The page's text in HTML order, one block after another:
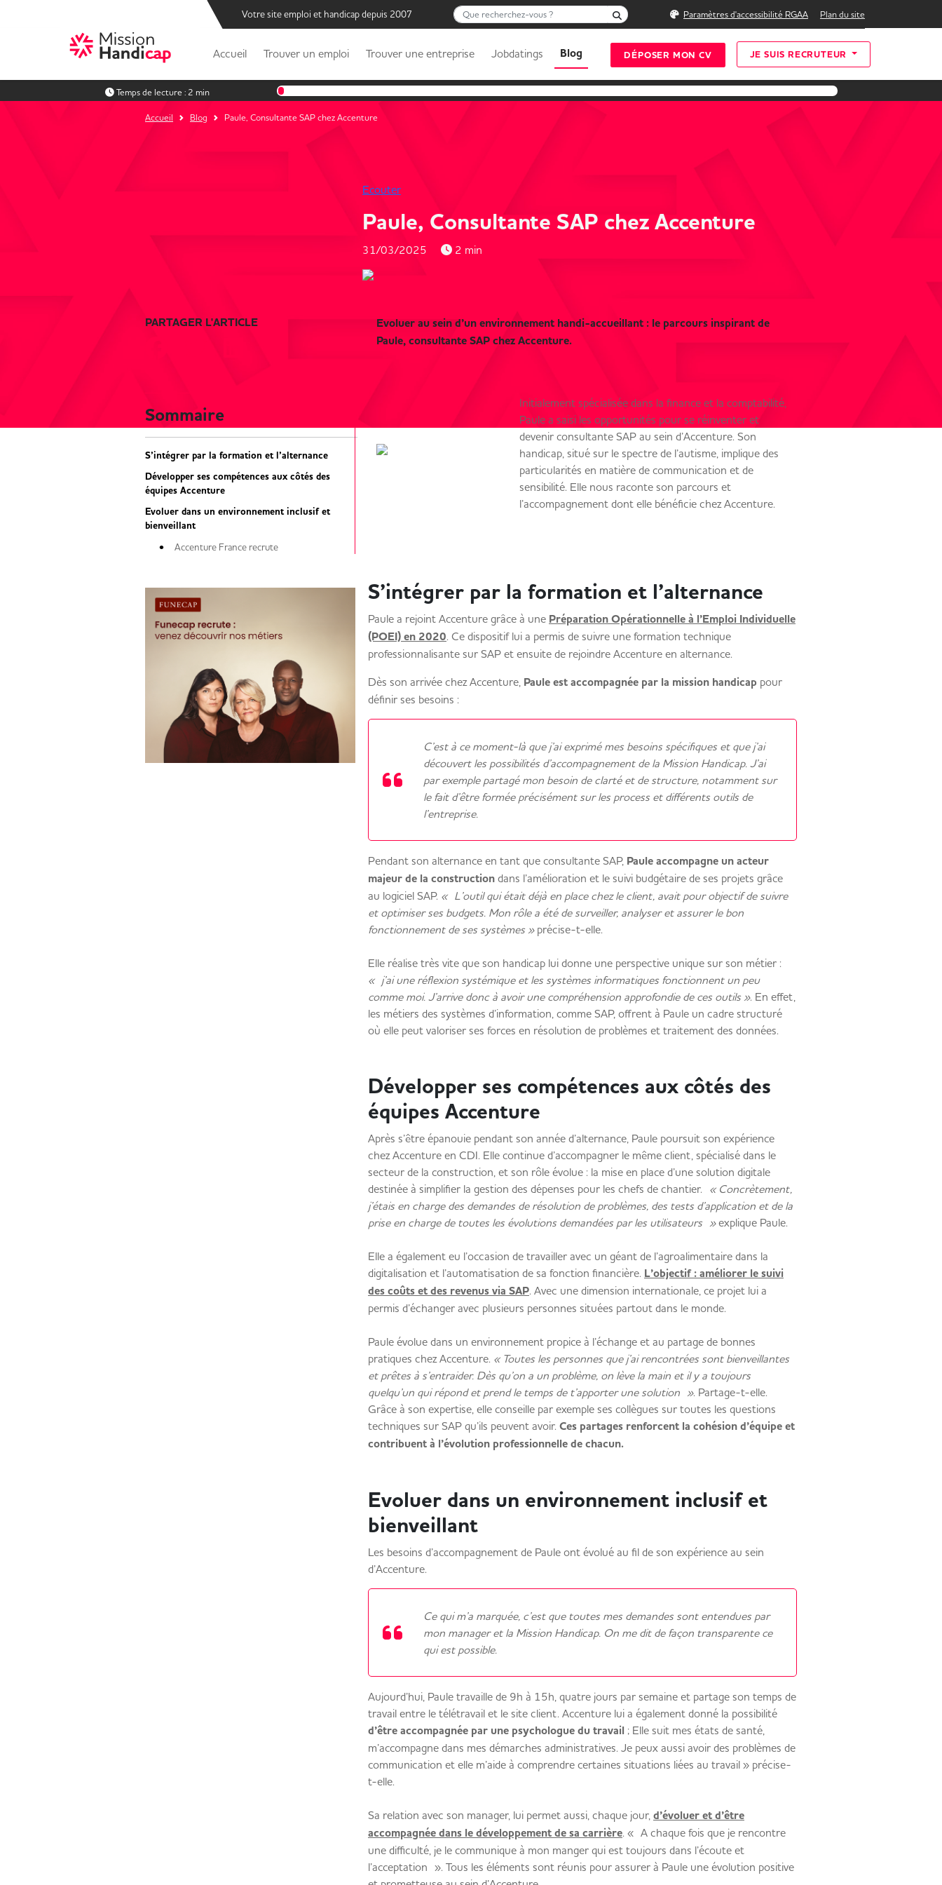
Votre site emploi et handicap depuis 2007 Que recherchez-vous ? Rechercher Paramètres d'accessibilité RGAA Plan du site
Accueil Trouver un emploi Trouver une entreprise Jobdatings Blog DÉPOSER MON CV JE SUIS RECRUTEUR
Temps de lecture : 2 min
Accueil Blog Paule, Consultante SAP chez Accenture
Ecouter
Paule, Consultante SAP chez Accenture
31/03/2025 2 min
PARTAGER L'ARTICLE
Sommaire
S’intégrer par la formation et l’alternance
Développer ses compétences aux côtés des
équipes Accenture
Evoluer dans un environnement inclusif et
bienveillant
Accenture France recrute
Evoluer au sein d’un environnement handi-accueillant : le parcours inspirant de
Paule, consultante SAP chez Accenture.
Initialement spécialisée dans la finance et la comptabilité,
Paule a saisi les opportunités pour se réinventer et
devenir consultante SAP au sein d’Accenture. Son
handicap, situé sur le spectre de l’autisme, implique des
particularités en matière de communication et de
sensibilité. Elle nous raconte son parcours et
l’accompagnement dont elle bénéficie chez Accenture.
S’intégrer par la formation et l’alternance
Paule a rejoint Accenture grâce à une Préparation Opérationnelle à l’Emploi Individuelle
(POEI) en 2020. Ce dispositif lui a permis de suivre une formation technique
professionnalisante sur SAP et ensuite de rejoindre Accenture en alternance.
Dès son arrivée chez Accenture, Paule est accompagnée par la mission handicap pour
définir ses besoins :
C’est à ce moment-là que j’ai exprimé mes besoins spécifiques et que j’ai
découvert les possibilités d’accompagnement de la Mission Handicap. J’ai
par exemple partagé mon besoin de clarté et de structure, notamment sur
le fait d’être formée précisément sur les process et différents outils de
l’entreprise.
Pendant son alternance en tant que consultante SAP,Paule accompagne un acteur
majeur de la constructiondans l’amélioration et le suivi budgétaire de ses projets grâce
au logiciel SAP. « L’outil qui était déjà en place chez le client, avait pour objectif de suivre
et optimiser ses budgets. Mon rôle a été de surveiller, analyser et assurer le bon
fonctionnement de ses systèmes »précise-t-elle.
Elle réalise très vite que son handicap lui donne une perspective unique sur son métier :
« j’ai une réflexion systémique et les systèmes informatiques fonctionnent un peu
comme moi. J’arrive donc à avoir une compréhension approfondie de ces outils ». En effet,
les métiers des systèmes d’information, comme SAP, offrent à Paule un cadre structuré
où elle peut valoriser ses forces en résolution de problèmes et traitement des données.
Développer ses compétences aux côtés des
équipes Accenture
Après s’être épanouie pendant son année d’alternance, Paule poursuit son expérience
chez Accenture en CDI. Elle continue d’accompagner le même client, spécialisé dans le
secteur de la construction, et son rôle évolue : la mise en place d’une solution digitale
destinée à simplifier la gestion des dépenses pour les chefs de chantier. « Concrètement,
j’étais en charge des demandes de résolution de problèmes, des tests d’application et de la
prise en charge de toutes les évolutions demandées par les utilisateurs »explique Paule.
Elle a également eu l’occasion de travailler avec un géant de l’agroalimentaire dans la
digitalisation et l’automatisation de sa fonction financière. L’objectif : améliorer le suivi
des coûts et des revenus via SAP. Avec une dimension internationale, ce projet lui a
permis d’échanger avec plusieurs personnes situées partout dans le monde.
Paule évolue dans un environnement propice à l’échange et au partage de bonnes
pratiques chez Accenture. « Toutes les personnes que j’ai rencontrées sont bienveillantes
et prêtes à s’entraider. Dès qu’on a un problème, on lève la main et il y a toujours
quelqu’un qui répond et prend le temps de t’apporter une solution ». Partage-t-elle.
Grâce à son expertise, elle conseille par exemple ses collègues sur toutes les questions
techniques sur SAP qu’ils peuvent avoir. Ces partages renforcent la cohésion d’équipe et
contribuent à l’évolution professionnelle de chacun.
Evoluer dans un environnement inclusif et
bienveillant
Les besoins d’accompagnement de Paule ont évolué au fil de son expérience au sein
d’Accenture.
Ce qui m’a marquée, c’est que toutes mes demandes sont entendues par
mon manager et la Mission Handicap. On me dit de façon transparente ce
qui est possible.
Aujourd’hui, Paule travaille de 9h à 15h, quatre jours par semaine et partage son temps de
travail entre le télétravail et le site client. Accenture lui a également donné la possibilité
d’être accompagnée par une psychologue du travail ; Elle suit mes états de santé,
m’accompagne dans mes démarches administratives. Je peux aussi avoir des problèmes de
communication et elle m’aide à comprendre certaines situations liées au travail » précise-
t-elle.
Sa relation avec son manager, lui permet aussi, chaque jour, d’évoluer et d’être
accompagnée dans le développement de sa carrière. « A chaque fois que je rencontre
une difficulté, je le communique à mon manger qui est toujours dans l’écoute et
l’acceptation ». Tous les éléments sont réunis pour assurer à Paule une évolution positive